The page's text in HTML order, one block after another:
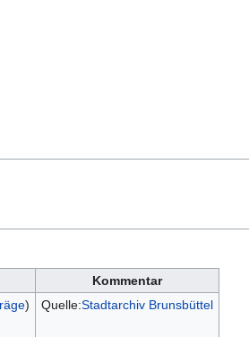
Kommentar
) Quelle:Stadtarchiv Brunsbüttel